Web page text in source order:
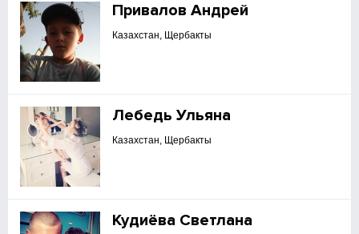
Привалов Андрей
Казахстан, Щербакты
Лебедь Ульяна
Казахстан, Щербакты
Кудиёва Светлана